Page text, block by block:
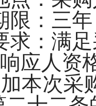
限：三年
求：满
应人资
本次采